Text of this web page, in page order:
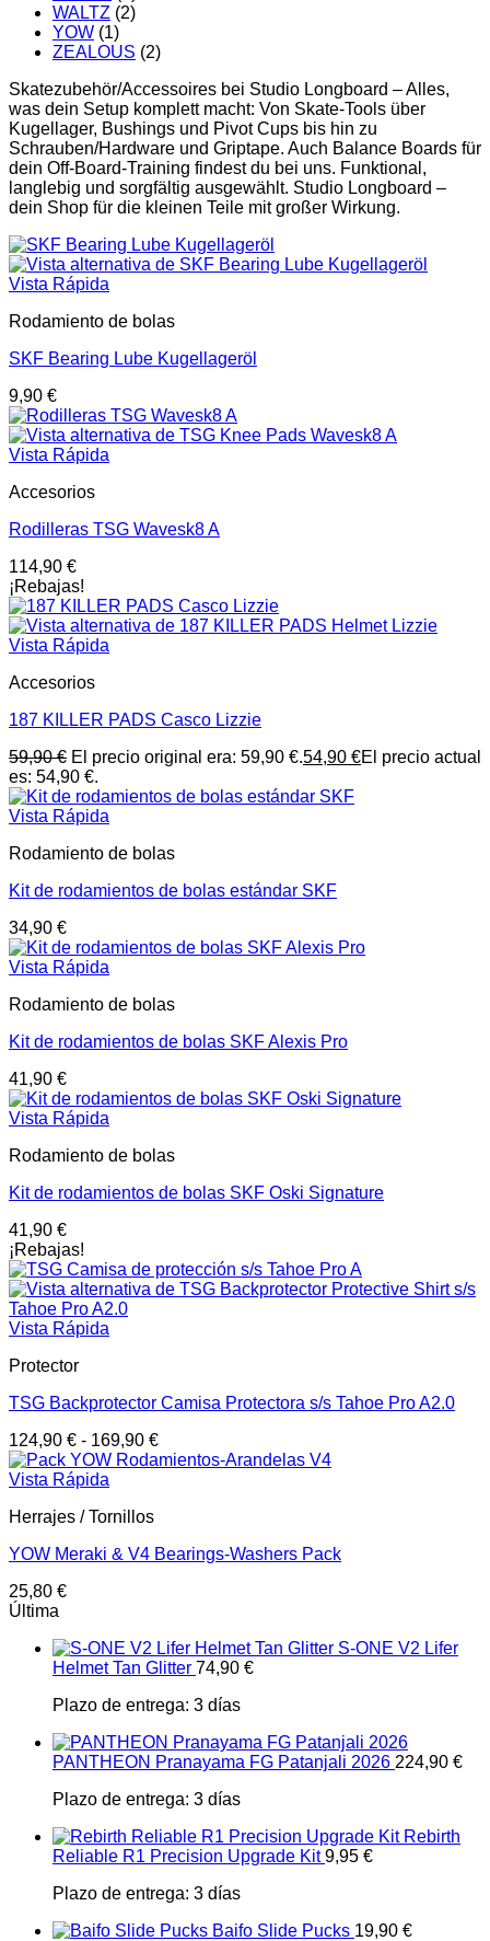
WALTZ (2)
YOW (1)
ZEALOUS (2)
Skatezubehör/Accessoires bei Studio Longboard – Alles,
was dein Setup komplett macht: Von Skate-Tools über
Kugellager, Bushings und Pivot Cups bis hin zu
Schrauben/Hardware und Griptape. Auch Balance Boards für
dein Off-Board-Training findest du bei uns. Funktional,
langlebig und sorgfältig ausgewählt. Studio Longboard –
dein Shop für die kleinen Teile mit großer Wirkung.
Vista Rápida
Rodamiento de bolas
SKF Bearing Lube Kugellageröl
9,90 €
Vista Rápida
Accesorios
Rodilleras TSG Wavesk8 A
114,90 €
¡Rebajas!
Vista Rápida
Accesorios
187 KILLER PADS Casco Lizzie
59,90€ El precio original era: 59,90 €.54,90 €El precio actual
es: 54,90 €.
Vista Rápida
Rodamiento de bolas
Kit de rodamientos de bolas estándar SKF
34,90 €
Vista Rápida
Rodamiento de bolas
Kit de rodamientos de bolas SKF Alexis Pro
41,90 €
Vista Rápida
Rodamiento de bolas
Kit de rodamientos de bolas SKF Oski Signature
41,90 €
¡Rebajas!
Vista Rápida
Protector
TSG Backprotector Camisa Protectora s/s Tahoe Pro A2.0
124,90 € - 169,90 €
Vista Rápida
Herrajes / Tornillos
YOW Meraki & V4 Bearings-Washers Pack
25,80 €
Última
S-ONE V2 Lifer
Helmet Tan Glitter 74,90 €
Plazo de entrega: 3 días
PANTHEON Pranayama FG Patanjali 2026 224,90 €
Plazo de entrega: 3 días
Rebirth
Reliable R1 Precision Upgrade Kit 9,95 €
Plazo de entrega: 3 días
Baifo Slide Pucks 19,90 €